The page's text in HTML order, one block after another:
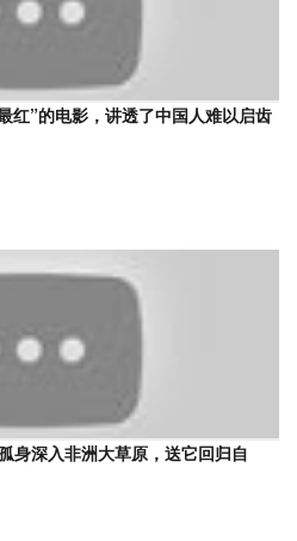
红”的电影，讲透了中国人难以启齿
身深入非洲大草原，送它回归自